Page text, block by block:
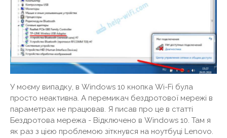
У моєму випадку, в Windows 10 кнопка Wi-Fi була
просто неактивна. А перемикач бездротової мережі в
параметрах не працював. Я писав про це в статті
Бездротова мережа - Відключено в Windows 10. Там я
як раз з цією проблемою зіткнувся на ноутбуці Lenovo.